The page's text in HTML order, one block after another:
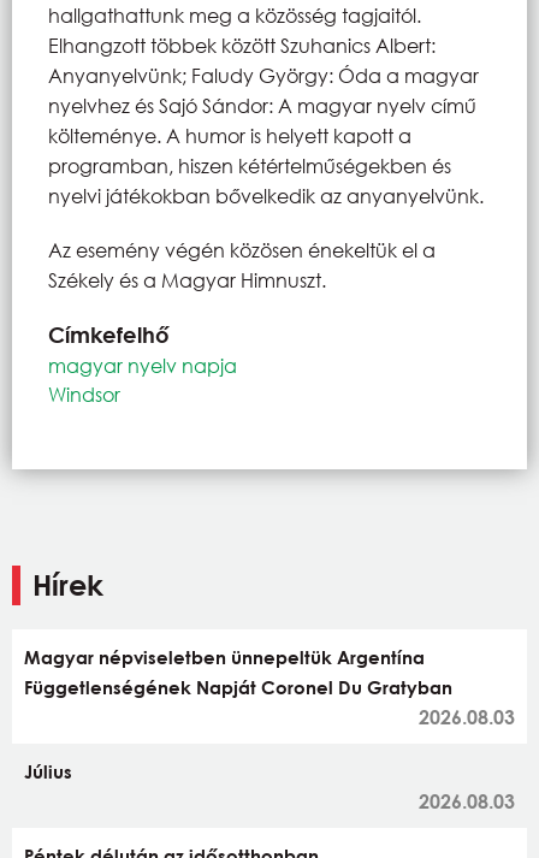
hallgathattunk meg a közösség tagjaitól.
Elhangzott többek között Szuhanics Albert:
Anyanyelvünk; Faludy György: Óda a magyar
nyelvhez és Sajó Sándor: A magyar nyelv című
költeménye. A humor is helyett kapott a
programban, hiszen kétértelműségekben és
nyelvi játékokban bővelkedik az anyanyelvünk.
Az esemény végén közösen énekeltük el a
Székely és a Magyar Himnuszt.
Címkefelhő
magyar nyelv napja
Windsor
Hírek
Magyar népviseletben ünnepeltük Argentína
Függetlenségének Napját Coronel Du Gratyban
2026.08.03
Július
2026.08.03